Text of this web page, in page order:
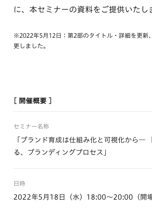
に、本セミナーの資料をご提供いたし
※2022年5月12日：第2部のタイトル・詳細を更新
更しました。
[ 開催概要 ]
セミナー名称
「ブランド育成は仕組み化と可視化から―
る、ブランディングプロセス」
日時
2022年5月18日（水）18:00〜20:00（開